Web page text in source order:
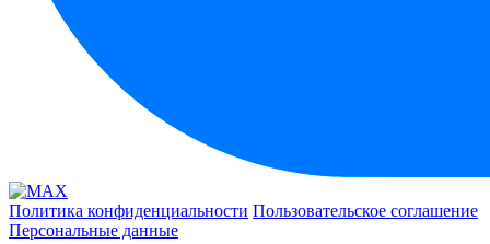
Политика конфиденциальности Пользовательское соглашение
Персональные данные